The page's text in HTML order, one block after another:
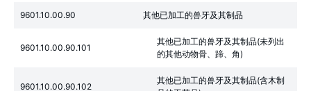
9601.10.00.90 其他已加工的兽牙及其制品
9601.10.00.90.101
其他已加工的兽牙及其制品(未列出
的其他动物骨、蹄、角)
9601.10.00.90.102
其他已加工的兽牙及其制品(含木制